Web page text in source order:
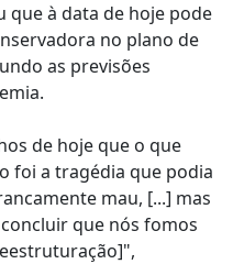
que à data de hoje pode
no plano de
as previsões
de hoje que o que
foi a tragédia que podia
mau, [...] mas
que nós fomos